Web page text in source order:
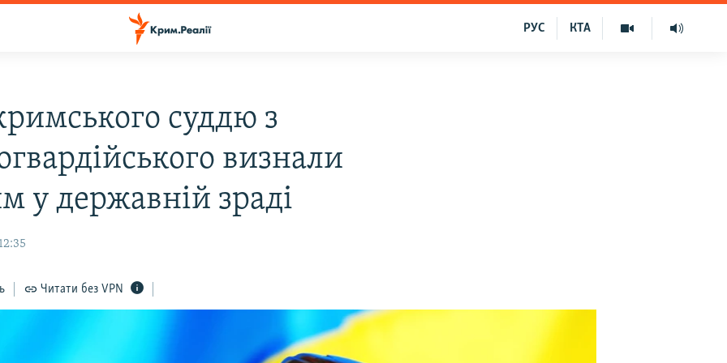
КТА
РУС
суддю з
визнали
у державній зраді
Читати без VPN